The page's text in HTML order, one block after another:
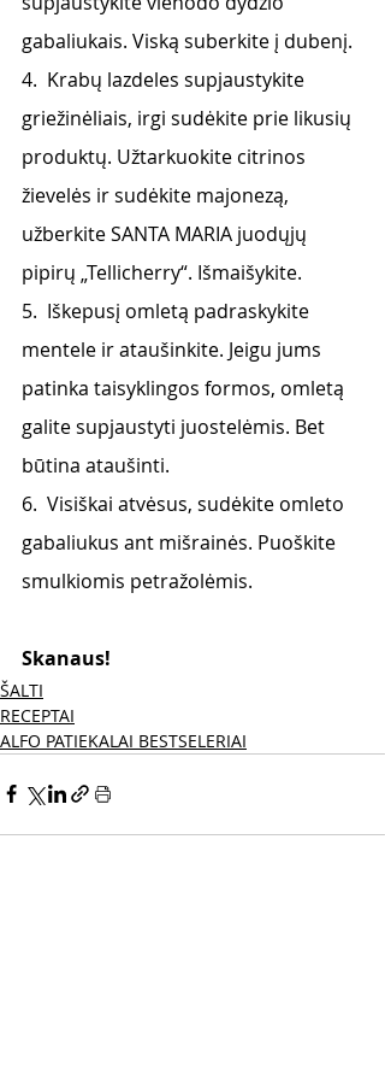
gabaliukais. Viską suberkite į dubenį.
4.  Krabų lazdeles supjaustykite
griežinėliais, irgi sudėkite prie likusių
produktų. Užtarkuokite citrinos
žievelės ir sudėkite majonezą,
užberkite SANTA MARIA juodųjų
pipirų „Tellicherry“. Išmaišykite.
5.  Iškepusį omletą padraskykite
mentele ir ataušinkite. Jeigu jums
patinka taisyklingos formos, omletą
galite supjaustyti juostelėmis. Bet
būtina ataušinti.
6.  Visiškai atvėsus, sudėkite omleto
gabaliukus ant mišrainės. Puoškite
smulkiomis petražolėmis.
Skanaus!
ŠALTI
RECEPTAI
ALFO PATIEKALAI BESTSELERIAI